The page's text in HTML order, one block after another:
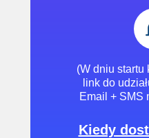
(W dniu startu
link do
Email + SMS
Kiedy